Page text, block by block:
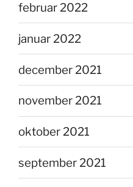
februar 2022
januar 2022
december 2021
november 2021
oktober 2021
september 2021